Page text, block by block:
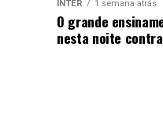
INTER 1 semana atrás
O grande
nesta noite